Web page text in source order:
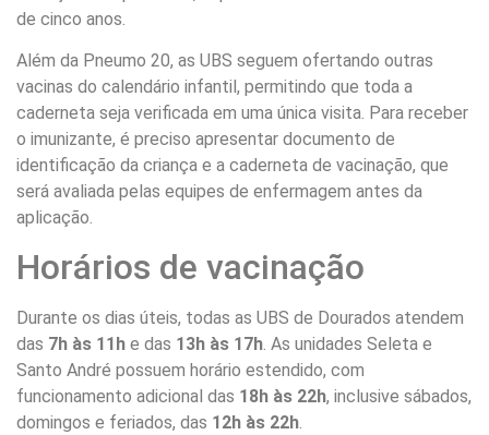
de cinco anos.
Além da Pneumo 20, as UBS seguem ofertando outras
vacinas do calendário infantil, permitindo que toda a
caderneta seja verificada em uma única visita. Para receber
o imunizante, é preciso apresentar documento de
identificação da criança e a caderneta de vacinação, que
será avaliada pelas equipes de enfermagem antes da
aplicação.
Horários de vacinação
Durante os dias úteis, todas as UBS de Dourados atendem
das 7h às 11h e das 13h às 17h. As unidades Seleta e
Santo André possuem horário estendido, com
funcionamento adicional das 18h às 22h, inclusive sábados,
domingos e feriados, das 12h às 22h.